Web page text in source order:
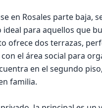
en Rosales parte baja,
para aquellos que
ofrece dos terrazas,
el área social para
en el segundo
familia.